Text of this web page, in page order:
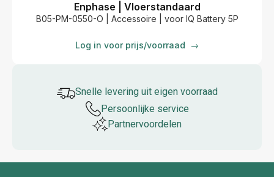
Enphase | Vloerstandaard
B05-PM-0550-O | Accessoire | voor IQ Battery 5P
Log in voor prijs/voorraad →
Snelle levering uit eigen voorraad
Persoonlijke service
Partner­voordelen